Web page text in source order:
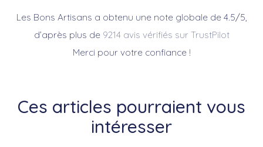
Les Bons Artisans a obtenu une note globale de 4.5/5,
d’après plus de 9214 avis vérifiés sur TrustPilot
Merci pour votre confiance !
Ces articles pourraient vous
intéresser